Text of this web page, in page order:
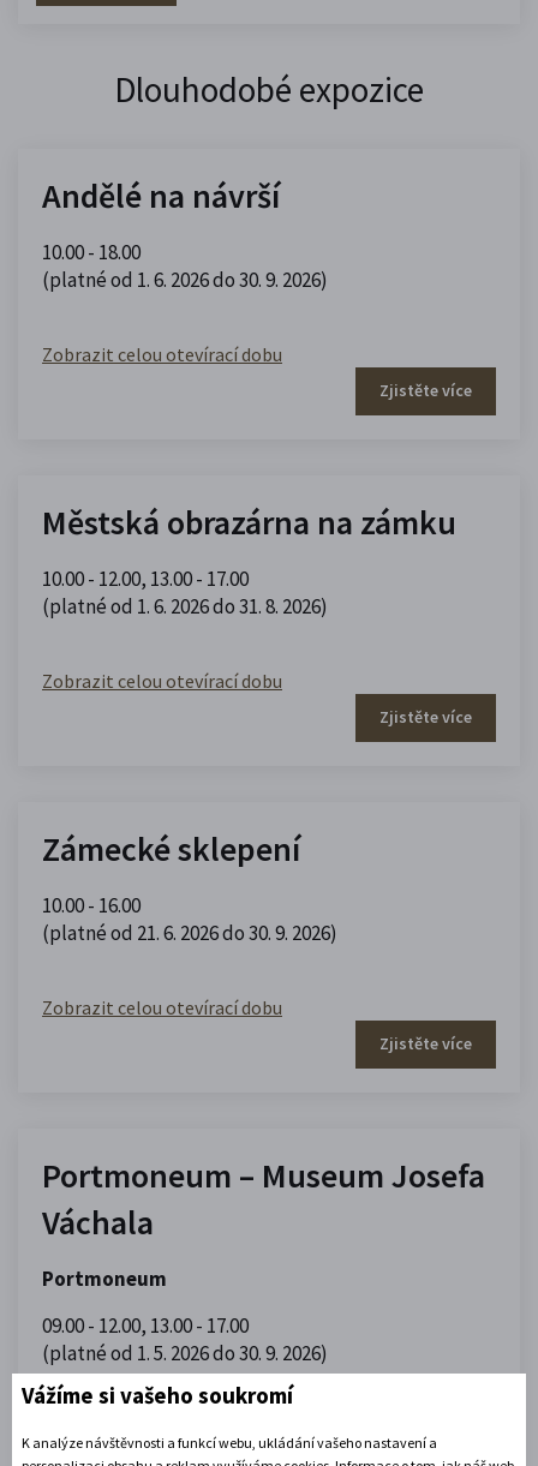
Dlouhodobé expozice
Andělé na návrší
10.00 - 18.00
(platné od 1. 6. 2026 do 30. 9. 2026)
Zobrazit celou otevírací dobu
Zjistěte více
Městská obrazárna na zámku
10.00 - 12.00, 13.00 - 17.00
(platné od 1. 6. 2026 do 31. 8. 2026)
Zobrazit celou otevírací dobu
Zjistěte více
Zámecké sklepení
10.00 - 16.00
(platné od 21. 6. 2026 do 30. 9. 2026)
Zobrazit celou otevírací dobu
Zjistěte více
Portmoneum – Museum Josefa
Váchala
Portmoneum
09.00 - 12.00, 13.00 - 17.00
(platné od 1. 5. 2026 do 30. 9. 2026)
Vážíme si vašeho soukromí
K analýze návštěvnosti a funkcí webu, ukládání vašeho nastavení a